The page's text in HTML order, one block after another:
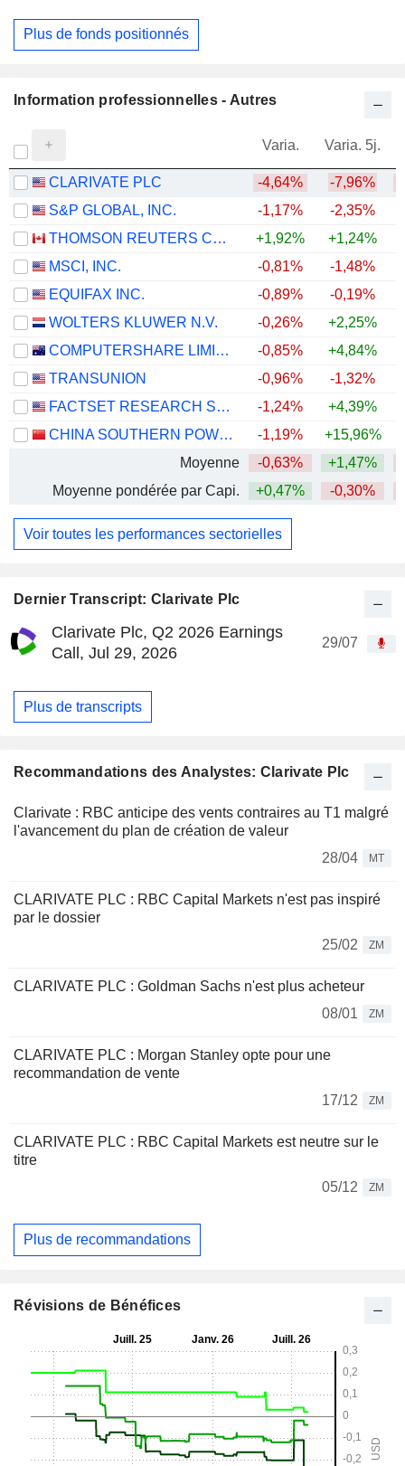
Dernier Transcript: Clarivate Plc
Clarivate Plc, Q2 2026 Earnings
Call, Jul 29, 2026
29/07
Plus de transcripts
Recommandations des Analystes: Clarivate Plc
Clarivate : RBC anticipe des vents contraires au T1 malgré
l'avancement du plan de création de valeur
28/04
MT
CLARIVATE PLC : RBC Capital Markets n'est pas inspiré
par le dossier
25/02
ZM
CLARIVATE PLC : Goldman Sachs n'est plus acheteur
08/01
ZM
CLARIVATE PLC : Morgan Stanley opte pour une
recommandation de vente
17/12
ZM
CLARIVATE PLC : RBC Capital Markets est neutre sur le
titre
05/12
ZM
Plus de recommandations
Plus de fonds positionnés
Information professionnelles - Autres
Varia. Varia. 5j.
CLARIVATE PLC -4,64% -7,96%
S&P GLOBAL, INC.
-1,17% -2,35%
THOMSON REUTERS CORPORATION
+1,92% +1,24%
MSCI, INC.
-0,81% -1,48%
EQUIFAX INC.
-0,89% -0,19%
WOLTERS KLUWER N.V.
-0,26% +2,25%
COMPUTERSHARE LIMITED
-0,85% +4,84%
TRANSUNION
-0,96% -1,32%
FACTSET RESEARCH SYSTEMS, INC.
-1,24% +4,39%
CHINA SOUTHERN POWER GRID TECHNOLOGY CO.,LTD
-1,19% +15,96%
Moyenne
-0,63% +1,47%
Moyenne pondérée par Capi.
+0,47% -0,30%
Voir toutes les performances sectorielles
Révisions de Bénéfices